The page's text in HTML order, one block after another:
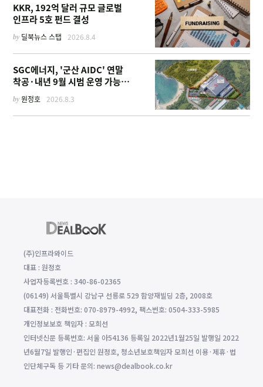
KKR, 192억 달러 규모 글로벌
인프라 5호 펀드 결성
by 딜북뉴스 스탭 2026.8.4
SGC에너지, '군산 AIDC' 연말
착공·내년 9월 시범 운영 가능한
이유
by원정호 2026.8.3
(주)인프라와이드
대표 : 원정호
사업자등록번호 : 340-86-02365
(06149) 서울특별시 강남구 선릉로 529 함양재빌딩 2층, 2008호
대표전화 : 전화번호: 070-8979-4992, 팩스번호: 0504-333-5985
개인정보보호 책임자 : 모희선
인터넷신문 등록번호: 서울 아54136 등록일 2022년1월25일 발행일 2022
년6월7일 발행인·편집인 원정호, 청소년보호책임자 모희선 이용·제휴·법
인단체구독 등 기타 문의: news@dealbook.co.kr